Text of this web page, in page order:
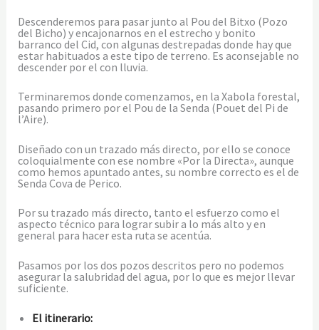
Descenderemos para pasar junto al Pou del Bitxo (Pozo
del Bicho) y encajonarnos en el estrecho y bonito
barranco del Cid, con algunas destrepadas donde hay que
estar habituados a este tipo de terreno. Es aconsejable no
descender por el con lluvia.
Terminaremos donde comenzamos, en la Xabola forestal,
pasando primero por el Pou de la Senda (Pouet del Pi de
l’Aire).
Diseñado con un trazado más directo, por ello se conoce
coloquialmente con ese nombre «Por la Directa», aunque
como hemos apuntado antes, su nombre correcto es el de
Senda Cova de Perico.
Por su trazado más directo, tanto el esfuerzo como el
aspecto técnico para lograr subir a lo más alto y en
general para hacer esta ruta se acentúa.
Pasamos por los dos pozos descritos pero no podemos
asegurar la salubridad del agua, por lo que es mejor llevar
suficiente.
El itinerario: